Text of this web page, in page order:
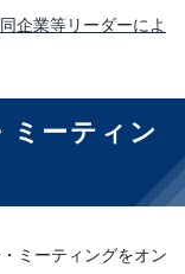
企業等リーダーによ
ミーティン
ミーティングをオン